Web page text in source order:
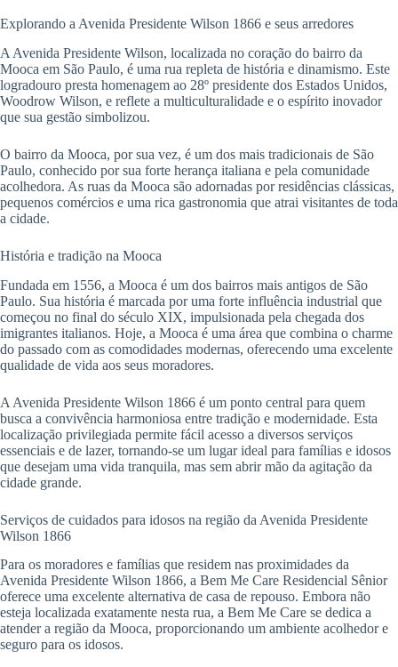
Explorando a Avenida Presidente Wilson 1866 e seus arredores
A Avenida Presidente Wilson, localizada no coração do bairro da
Mooca em São Paulo, é uma rua repleta de história e dinamismo. Este
logradouro presta homenagem ao 28º presidente dos Estados Unidos,
Woodrow Wilson, e reflete a multiculturalidade e o espírito inovador
que sua gestão simbolizou.
O bairro da Mooca, por sua vez, é um dos mais tradicionais de São
Paulo, conhecido por sua forte herança italiana e pela comunidade
acolhedora. As ruas da Mooca são adornadas por residências clássicas,
pequenos comércios e uma rica gastronomia que atrai visitantes de toda
a cidade.
História e tradição na Mooca
Fundada em 1556, a Mooca é um dos bairros mais antigos de São
Paulo. Sua história é marcada por uma forte influência industrial que
começou no final do século XIX, impulsionada pela chegada dos
imigrantes italianos. Hoje, a Mooca é uma área que combina o charme
do passado com as comodidades modernas, oferecendo uma excelente
qualidade de vida aos seus moradores.
A Avenida Presidente Wilson 1866 é um ponto central para quem
busca a convivência harmoniosa entre tradição e modernidade. Esta
localização privilegiada permite fácil acesso a diversos serviços
essenciais e de lazer, tornando-se um lugar ideal para famílias e idosos
que desejam uma vida tranquila, mas sem abrir mão da agitação da
cidade grande.
Serviços de cuidados para idosos na região da Avenida Presidente
Wilson 1866
Para os moradores e famílias que residem nas proximidades da
Avenida Presidente Wilson 1866, a Bem Me Care Residencial Sênior
oferece uma excelente alternativa de casa de repouso. Embora não
esteja localizada exatamente nesta rua, a Bem Me Care se dedica a
atender a região da Mooca, proporcionando um ambiente acolhedor e
seguro para os idosos.